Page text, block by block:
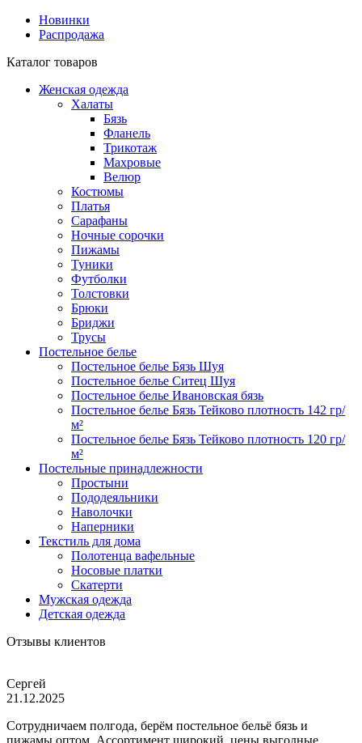
Новинки
Распродажа
Каталог товаров
Женская одежда
Халаты
Бязь
Фланель
Трикотаж
Махровые
Велюр
Костюмы
Платья
Сарафаны
Ночные сорочки
Пижамы
Туники
Футболки
Толстовки
Брюки
Бриджи
Трусы
Постельное белье
Постельное белье Бязь Шуя
Постельное белье Ситец Шуя
Постельное белье Ивановская бязь
Постельное белье Бязь Тейково плотность 142 гр/
м²
Постельное белье Бязь Тейково плотность 120 гр/
м²
Постельные принадлежности
Простыни
Пододеяльники
Наволочки
Наперники
Текстиль для дома
Полотенца вафельные
Носовые платки
Скатерти
Мужская одежда
Детская одежда
Отзывы клиентов
Сергей
21.12.2025
Сотрудничаем полгода, берём постельное бельё бязь и
пижамы оптом. Ассортимент широкий, цены выгодные,